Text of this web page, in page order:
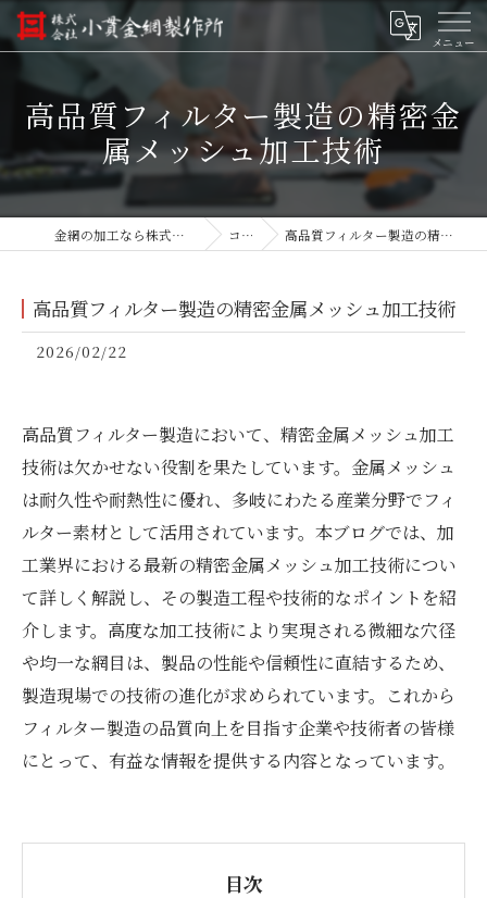
高品質フィルター製造の精密金
属メッシュ加工技術
金網の加工なら株式会社小貫金網製作所 コラム 高品質フィルター製造の精密金属メッシュ加工技術
高品質フィルター製造の精密金属メッシュ加工技術
2026/02/22
高品質フィルター製造において、精密金属メッシュ加工
技術は欠かせない役割を果たしています。金属メッシュ
は耐久性や耐熱性に優れ、多岐にわたる産業分野でフィ
ルター素材として活用されています。本ブログでは、加
工業界における最新の精密金属メッシュ加工技術につい
て詳しく解説し、その製造工程や技術的なポイントを紹
介します。高度な加工技術により実現される微細な穴径
や均一な網目は、製品の性能や信頼性に直結するため、
製造現場での技術の進化が求められています。これから
フィルター製造の品質向上を目指す企業や技術者の皆様
にとって、有益な情報を提供する内容となっています。
目次